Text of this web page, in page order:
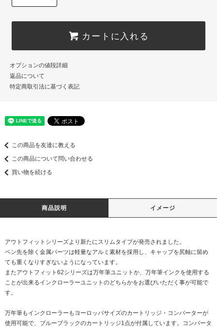
カートに入れる
オプションの値段詳細
返品について
特定商取引法に基づく表記
この商品を友達に教える
この商品について問い合わせる
買い物を続ける
商品説明 イメージ
アウトフィットシリーズより新たにスリムタイプが発売されました。
ペン先を除く金属パーツは軽量なアルミ素材を採用し、キャップを尻軸に留め
ても重くなりすぎないようになっています。
またアウトフィット62シリーズは万年筆ユニットか、万年筆インクを使用する
ことが出来るインクローラーユニットのどちらかをお選びいただく事が可能で
す。
万年筆もインクローラーもヨーロッパサイズのカートリッジ・コンバーターが
使用可能で、ブルーブラックのカートリッジ1点が付属しています。コンバータ